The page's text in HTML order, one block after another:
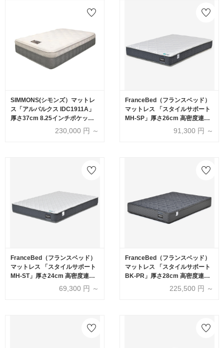
SIMMONS(シモンズ）マットレ
ス「アルバルクス IDC1911A」
厚さ37cm 8.25インチポケット
コイル 全6サイズ230,000 円 ～
FranceBed（フランスベッド）
マットレス 「スタイルサポート
MH-SP」厚さ26cm 高密度連続
スプリング 全8サイズ91,300 円 ～
FranceBed（フランスベッド）
マットレス 「スタイルサポート
MH-ST」厚さ24cm 高密度連続
スプリング 全8サイズ69,300 円 ～
FranceBed（フランスベッド）
マットレス 「スタイルサポート
BK-PR」厚さ28cm 高密度連続
スプリング 全8サイズ225,500 円 ～